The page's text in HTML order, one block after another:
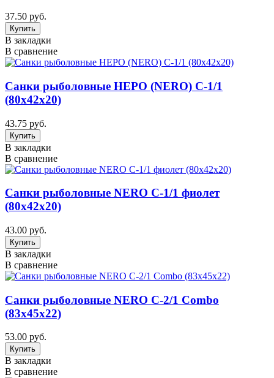
37.50 руб.
В закладки
В сравнение
Санки рыболовные НЕРО (NERO) С-1/1
(80х42х20)
43.75 руб.
В закладки
В сравнение
Санки рыболовные NERO С-1/1 фиолет
(80х42х20)
43.00 руб.
В закладки
В сравнение
Санки рыболовные NERO С-2/1 Combo
(83х45х22)
53.00 руб.
В закладки
В сравнение